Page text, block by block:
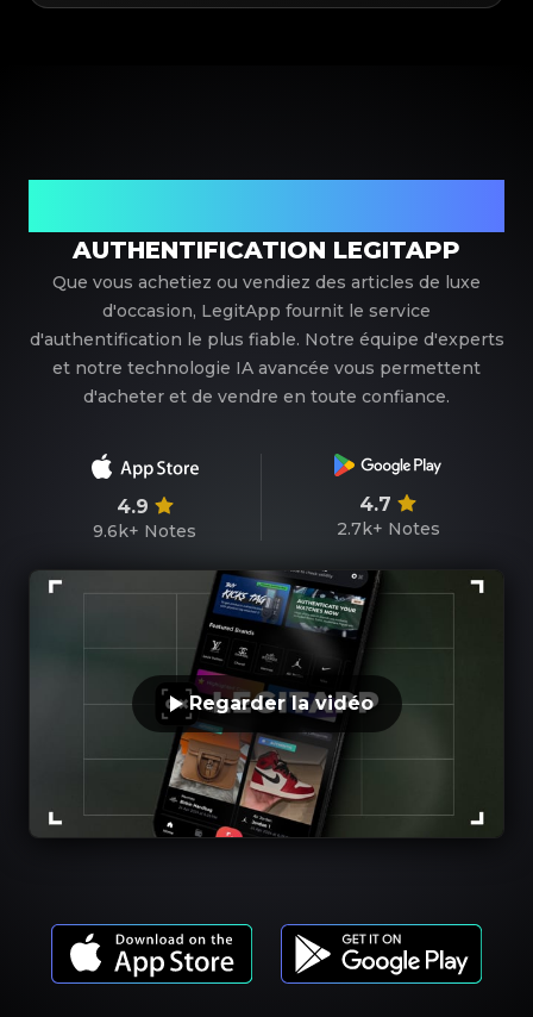
AUTHENTIFICATION LEGITAPP
Que vous achetiez ou vendiez des articles de luxe
d'occasion, LegitApp fournit le service
d'authentification le plus fiable. Notre équipe d'experts
et notre technologie IA avancée vous permettent
d'acheter et de vendre en toute confiance.
4.9
9.6k+ Notes
4.7
2.7k+ Notes
Regarder la vidéo